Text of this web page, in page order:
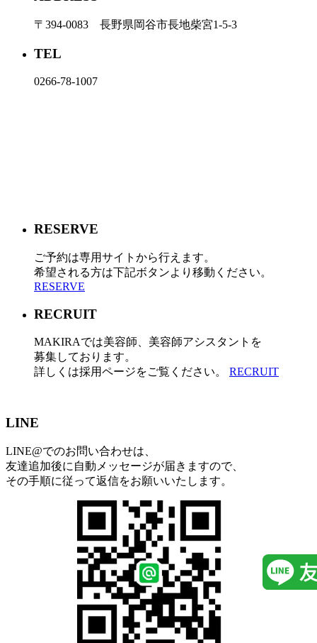
〒394-0083 長野県岡谷市長地柴宮1-5-3
TEL
0266-78-1007
RESERVE
ご予約は専用サイトから行えます。
希望される方は下記ボタンより移動ください。
RESERVE
RECRUIT
MAKIRAでは美容師、美容師アシスタントを
募集しております。
詳しくは採用ページをご覧ください。 RECRUIT
LINE
LINE@でのお問い合わせは、
友達追加後に自動メッセージが届きますので、
その手順に従って返信をお願いいたします。